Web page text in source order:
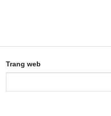
Trang web